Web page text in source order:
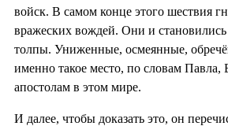
войск. В самом конце этого шествия
вражеских вождей. Они и
толпы. Униженные, осмеянные,
именно такое место, по словам Павла,
апостолам в этом мире.
И далее, чтобы доказать это, он